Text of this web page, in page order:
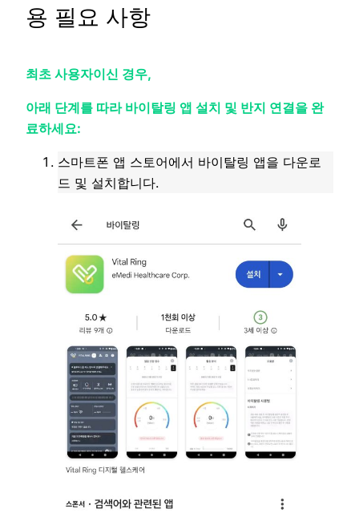
용 필요 사항
최초 사용자이신 경우,
아래 단계를 따라 바이탈링 앱 설치 및 반지 연결을 완
료하세요:
스마트폰 앱 스토어에서 바이탈링 앱을 다운로
드 및 설치합니다.